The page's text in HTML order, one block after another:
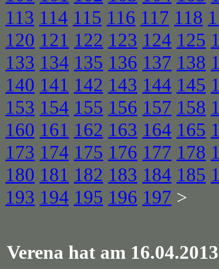
113 114 115 116 117 118
120 121 122 123 124 125
133 134 135 136 137 138
140 141 142 143 144 145
153 154 155 156 157 158
160 161 162 163 164 165
173 174 175 176 177 178
180 181 182 183 184 185
193 194 195 196 197 >
Verena hat am